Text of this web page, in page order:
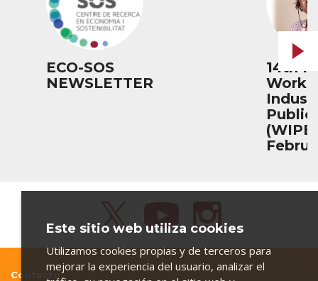
ECO-SOS
NEWSLETTER
14th
Public
Contacto
Este sitio web utiliza cookies
Utilizamos cookies propias y de terceros para
mejorar la experiencia del usuario, analizar el